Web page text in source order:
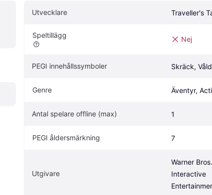
Utvecklare Traveller's
Speltillägg Nej
PEGI innehållssymboler Skräck, Våld
Genre Äventyr,
Antal spelare offline (max) 1
PEGI åldersmärkning 7
Utgivare
Warner Bros.
Interactive